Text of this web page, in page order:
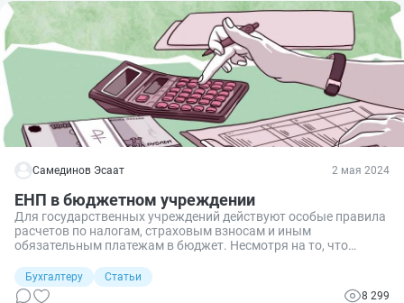
Самединов Эсаат 2 мая 2024
ЕНП в бюджетном учреждении
Для государственных учреждений действуют особые правила
расчетов по налогам, страховым взносам и иным
обязательным платежам в бюджет. Несмотря на то, что
для всех налогоплательщиков, бюджетный учет ЕНП в
текущем году имеет свои особенности.
Бухгалтеру
Статьи
8 299